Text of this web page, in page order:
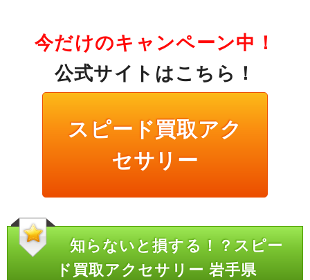
今だけのキャンペーン中！
公式サイトはこちら！
スピード買取アク
セサリー
知らないと損する！？スピー
ド買取アクセサリー 岩手県